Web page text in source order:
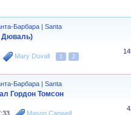
Барбара | Santa
Дюваль)
Mary Duvall 1
2
Барбара | Santa
Гордон Томсон
Mason Capwell